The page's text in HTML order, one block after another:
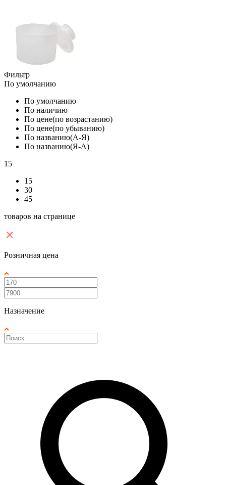
Фильтр
По умолчанию
По умолчанию
По наличию
По цене(по возрастанию)
По цене(по убыванию)
По названию(А-Я)
По названию(Я-А)
15
15
30
45
товаров на странице
Розничная цена
Назначение